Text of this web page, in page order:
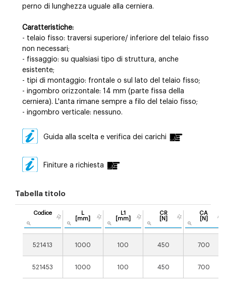
perno di lunghezza uguale alla cerniera.
Caratteristiche:
- telaio fisso: traversi superiore/ inferiore del telaio fisso
non necessari;
- fissaggio: su qualsiasi tipo di struttura, anche
esistente;
- tipi di montaggio: frontale o sul lato del telaio fisso;
- ingombro orizzontale: 14 mm (parte fissa della
cerniera). L'anta rimane sempre a filo del telaio fisso;
- ingombro verticale: nessuno.
Guida alla scelta e verifica dei carichi
Finiture a richiesta
Tabella titolo
Codice
L
[mm]
L1
[mm]
CR
[N]
CA
[N]
521413 1000 100 450 700
521453 1000 100 450 700